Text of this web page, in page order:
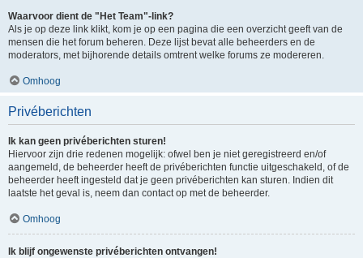
Waarvoor dient de "Het Team"-link?
Als je op deze link klikt, kom je op een pagina die een overzicht geeft van de
mensen die het forum beheren. Deze lijst bevat alle beheerders en de
moderators, met bijhorende details omtrent welke forums ze modereren.
Omhoog
Privéberichten
Ik kan geen privéberichten sturen!
Hiervoor zijn drie redenen mogelijk: ofwel ben je niet geregistreerd en/of
aangemeld, de beheerder heeft de privéberichten functie uitgeschakeld, of de
beheerder heeft ingesteld dat je geen privéberichten kan sturen. Indien dit
laatste het geval is, neem dan contact op met de beheerder.
Omhoog
Ik blijf ongewenste privéberichten ontvangen!